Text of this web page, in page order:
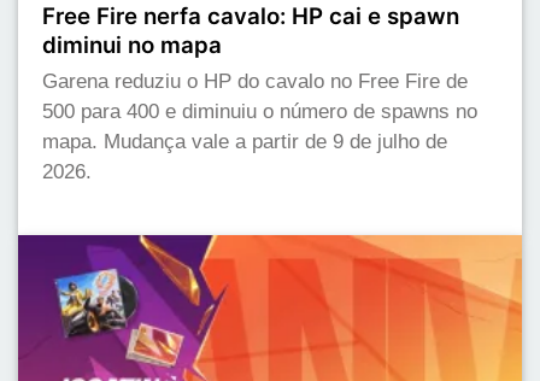
Free Fire nerfa cavalo: HP cai e spawn
diminui no mapa
Garena reduziu o HP do cavalo no Free Fire de
500 para 400 e diminuiu o número de spawns no
mapa. Mudança vale a partir de 9 de julho de
2026.